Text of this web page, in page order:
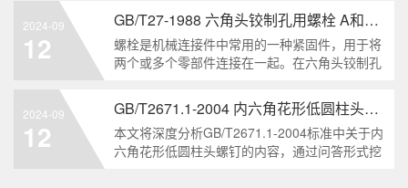
用于需要更大的力矩和耐久性的紧固装配。六角
厚螺母的材料和制造工艺六角厚螺母通常由低碳
钢、中碳钢或合金钢
2024-09
12
GB/T27-1988 六角头铰制孔用螺栓 A和B级
螺栓是机械连接件中常用的一种紧固件，用于将
两个或多个零部件连接在一起。在六角头铰制孔
级和B级两种。下面我们来分析一下这两种级别
的螺栓有哪些区别。1. A级和B级的定义和标准
有什么不同?A级和B级是
2024-09
12
GB/T2671.1-2004 内六角花形低圆柱头螺钉
本文将深度分析GB/T2671.1-2004标准中关于内
六角花形低圆柱头螺钉的内容，通过问答形式挖